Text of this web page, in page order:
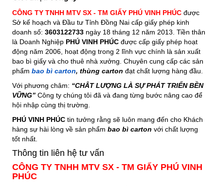
CÔNG TY TNHH MTV SX - TM GIẤY PHÚ VINH PHÚC được
Sở kế hoạch và Đầu tư Tỉnh Đồng Nai cấp giấy phép kinh
doanh số: 3603122733 ngày 18 tháng 12 năm 2013. Tiền thân
là Doanh Nghiệp PHÚ VINH PHÚC được cấp giấy phép hoạt
động năm 2006, hoạt động trong 2 lĩnh vực chính là sản xuất
bao bì giấy và cho thuê nhà xưởng. Chuyên cung cấp các sản
phẩm bao bì carton, thùng carton đạt chất lượng hàng đầu.
Với phương châm: “CHÂT LƯỢNG LÀ SỰ PHÁT TRIỂN BỀN
VỮNG” Công ty chúng tôi đã và đang từng bước nâng cao để
hội nhập cùng thị trường.
PHÚ VINH PHÚC tin tưởng rằng sẽ luôn mang đến cho Khách
hàng sự hài lòng về sản phẩm bao bì carton với chất lượng
tốt nhất.
Thông tin liên hệ tư vấn
CÔNG TY TNHH MTV SX - TM GIẤY PHÚ VINH
PHÚC